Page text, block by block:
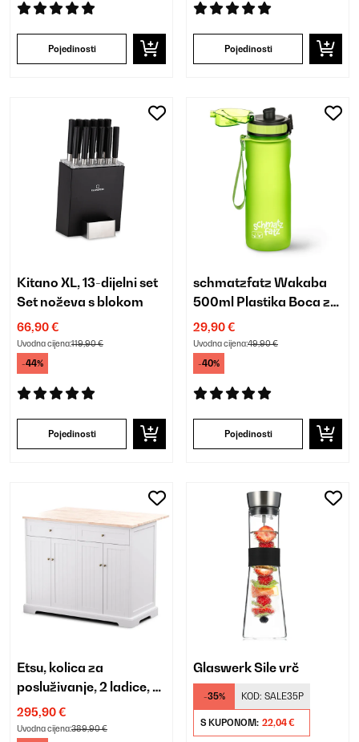
Pojedinosti Pojedinosti
Kitano XL, 13-dijelni set
Set noževa s blokom
66,90 €
Uvodna cijena:119,90 €
-44%
Pojedinosti
schmatzfatz Wakaba
500ml Plastika Boca za
Vodu za Djecu Zelena
29,90 €
Uvodna cijena:49,90 €
-40%
Pojedinosti
Etsu, kolica za
posluživanje, 2 ladice, 4
vrata
295,90 €
Uvodna cijena:389,90 €
Glaswerk Sile vrč
-35% KOD: SALE35P
S KUPONOM: 22,04 €